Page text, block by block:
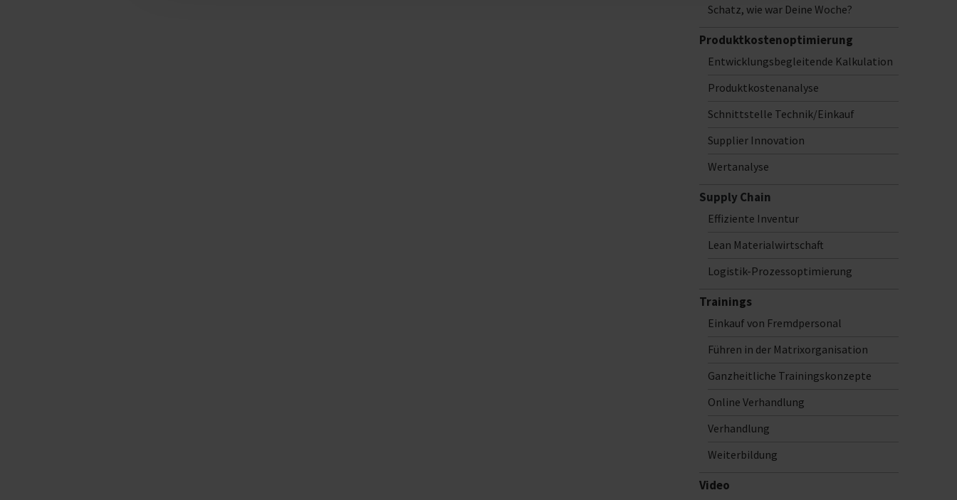
Schatz, wie war Deine Woche?
Produktkostenoptimierung
Entwicklungsbegleitende Kalkulation
Produktkostenanalyse
Schnittstelle Technik/Einkauf
Supplier Innovation
Wertanalyse
Supply Chain
Effiziente Inventur
Lean Materialwirtschaft
Logistik-Prozessoptimierung
Trainings
Einkauf von Fremdpersonal
Führen in der Matrixorganisation
Ganzheitliche Trainingskonzepte
Online Verhandlung
Verhandlung
Weiterbildung
Video